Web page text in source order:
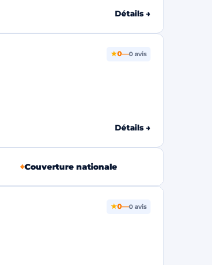
Détails →
★0—0 avis
Détails →
⌖Couverture nationale
★0—0 avis